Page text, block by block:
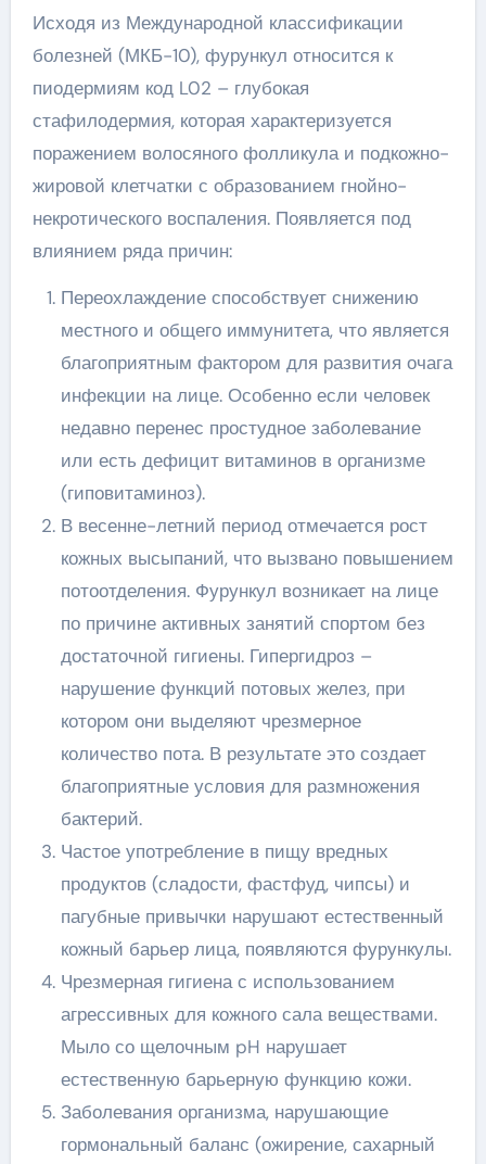
Исходя из Международной классификации
болезней (МКБ-10), фурункул относится к
пиодермиям код L02 – глубокая
стафилодермия, которая характеризуется
поражением волосяного фолликула и подкожно-
жировой клетчатки с образованием гнойно-
некротического воспаления. Появляется под
влиянием ряда причин:
Переохлаждение способствует снижению
местного и общего иммунитета, что является
благоприятным фактором для развития очага
инфекции на лице. Особенно если человек
недавно перенес простудное заболевание
или есть дефицит витаминов в организме
(гиповитаминоз).
В весенне-летний период отмечается рост
кожных высыпаний, что вызвано повышением
потоотделения. Фурункул возникает на лице
по причине активных занятий спортом без
достаточной гигиены. Гипергидроз –
нарушение функций потовых желез, при
котором они выделяют чрезмерное
количество пота. В результате это создает
благоприятные условия для размножения
бактерий.
Частое употребление в пищу вредных
продуктов (сладости, фастфуд, чипсы) и
пагубные привычки нарушают естественный
кожный барьер лица, появляются фурункулы.
Чрезмерная гигиена с использованием
агрессивных для кожного сала веществами.
Мыло со щелочным pH нарушает
естественную барьерную функцию кожи.
Заболевания организма, нарушающие
гормональный баланс (ожирение, сахарный